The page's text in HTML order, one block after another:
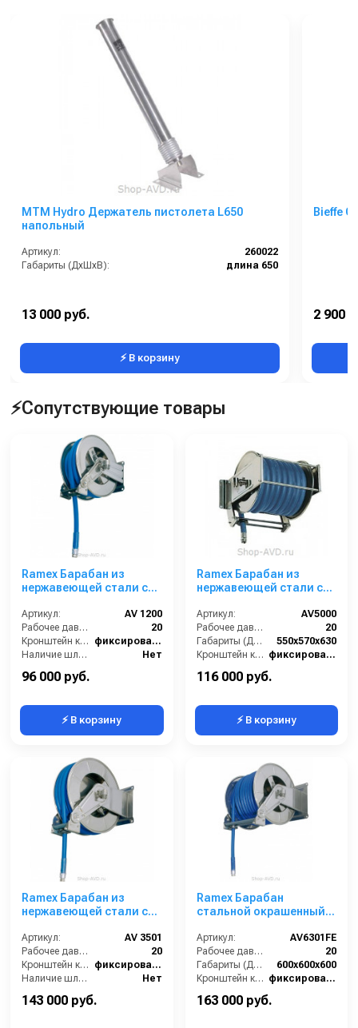
MTM Hydro Держатель пистолета L650
напольный
Артикул:
260022
Габариты (ДхШхВ):
длина 650
13 000 руб.
⚡ В корзину
Bieffe
2 900
⚡Сопутствующие товары
Ramex Барабан из
нержавеющей стали с
механизмом AV 1200
Артикул:
AV 1200
Рабочее давление (бар):
20
Кронштейн катушки:
фиксированный
Наличие шланга:
Нет
Тип катушки:
96 000 руб.
⚡ В корзину
Ramex Барабан из
нержавеющей стали с
механизмом AV 5000
Артикул:
AV5000
Рабочее давление (бар):
20
Габариты (ДхШхВ):
550x570x630
Кронштейн катушки:
фиксированный
116 000 руб.
⚡ В корзину
Ramex Барабан из
нержавеющей стали с
механизмом AV 3501
Артикул:
AV 3501
Рабочее давление (бар):
20
Кронштейн катушки:
фиксированный
Наличие шланга:
Нет
143 000 руб.
Ramex Барабан
стальной окрашенный с
механизмом AV 6301 FE
Артикул:
AV6301FE
Рабочее давление (бар):
20
Габариты (ДхШхВ):
600x600x600
Кронштейн катушки:
фиксированный
163 000 руб.